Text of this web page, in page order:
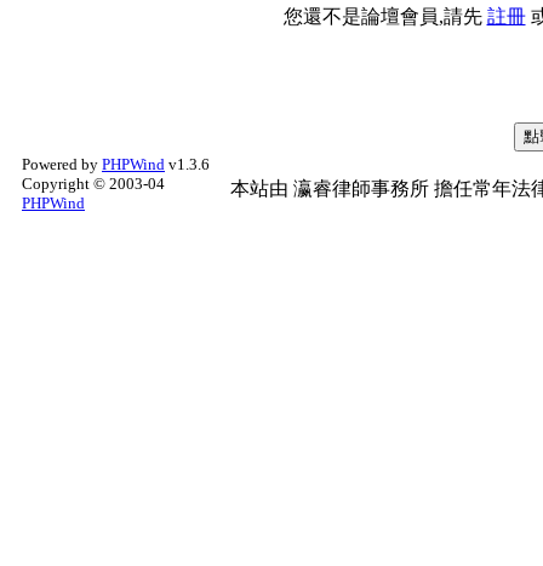
您還不是論壇會員,請先 註冊
Powered by PHPWind v1.3.6
Copyright © 2003-04
PHPWind
本站由 瀛睿律師事務所 擔任常年法